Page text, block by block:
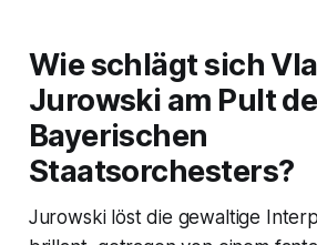
Wie schlägt sich
Jurowski am Pult
Bayerischen
Staatsorchesters?
Jurowski löst die gewaltige